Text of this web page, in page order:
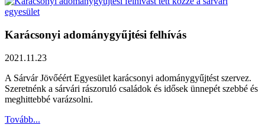
Karácsonyi adománygyűjtési felhívás
2021.11.23
A Sárvár Jövőéért Egyesület karácsonyi adománygyűjtést szervez.
Szeretnénk a sárvári rászoruló családok és idősek ünnepét szebbé és
meghittebbé varázsolni.
Tovább...